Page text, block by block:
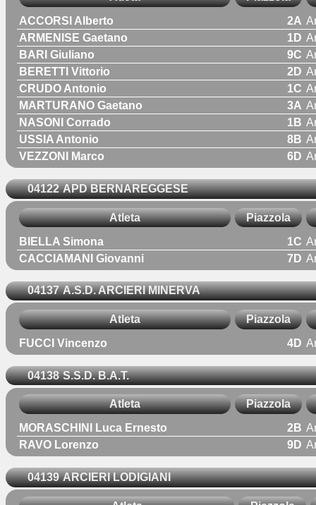
ACCORSI Alberto 2A
ARMENISE Gaetano
1D
BARI Giuliano
9C
BERETTI Vittorio
2D
CRUDO Antonio
1C
MARTURANO Gaetano
3A
NASONI Corrado
1B
USSIA Antonio
8B
VEZZONI Marco
6D
04122 APD BERNAREGGESE
Atleta Piazzola
BIELLA Simona 1C
CACCIAMANI Giovanni
7D
04137 A.S.D. ARCIERI MINERVA
Atleta Piazzola
FUCCI Vincenzo 4D
04138 S.S.D. B.A.T.
Atleta Piazzola
MORASCHINI Luca Ernesto 2B
RAVO Lorenzo
9D
04139 ARCIERI LODIGIANI